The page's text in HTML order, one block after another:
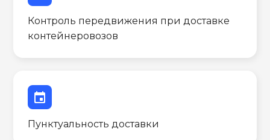
Контроль передвижения при доставке
контейнеровозов
event
Пунктуальность доставки